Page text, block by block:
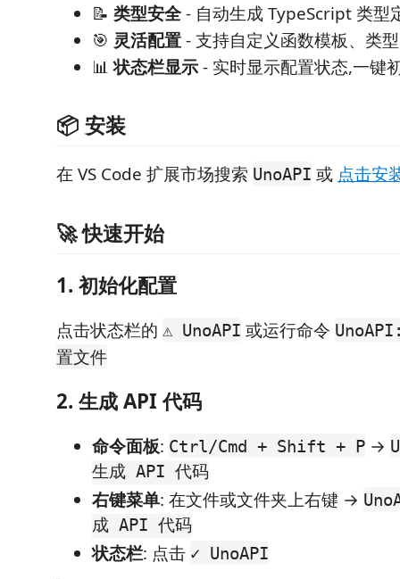
📝 类型安全- 自动生成 TypeScript 类型
🎯 灵活配置- 支持自定义函数模板、类
📊状态栏显示- 实时显示配置状态,一键
📦 安装
在 VS Code 扩展市场搜索 UnoAPI 或 点击安
🚀 快速开始
1. 初始化配置
点击状态栏的 ⚠ UnoAPI 或运行命令
置文件
2. 生成 API 代码
命令面板: Ctrl/Cmd + Shift + P →
生成 API 代码
右键菜单: 在文件或文件夹上右键 →
成 API 代码
状态栏: 点击 ✓ UnoAPI